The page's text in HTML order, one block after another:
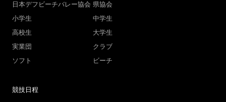
日本デフビーチバレー協会 県協会
小学生
中学生
高校生
大学生
実業団
クラブ
ソフト
ビーチ
競技日程